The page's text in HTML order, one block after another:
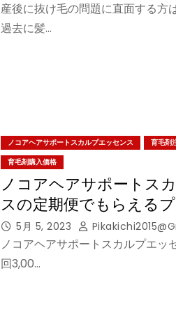
産後に抜け毛の問題に直面する方
過去に髪…
ノコアヘアサポートスカルプエッセンス
育毛剤
育毛剤購入価格
ノコアヘアサポートス
スの定期便でもらえる
5月 5, 2023
ノコアヘアサポートスカルプエッ
回3,00…